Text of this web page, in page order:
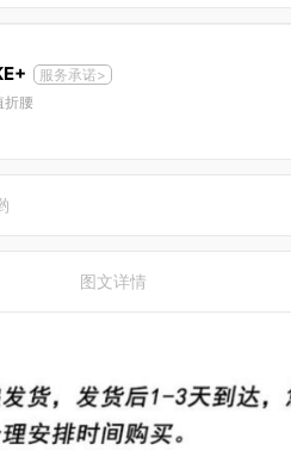
服务承诺>
折腰
图文详情